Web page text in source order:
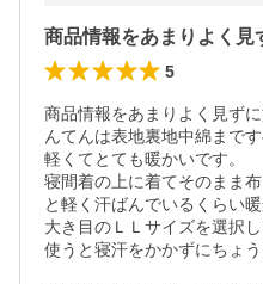
5
商品情報をあまりよく見ず
んてんは表地裏地中綿まで
軽くてとても暖かいです。
寝間着の上に着てそのまま
と軽く汗ばんでいるくらい
大き目のＬＬサイズを選択
使うと寝汗をかかずにちょ